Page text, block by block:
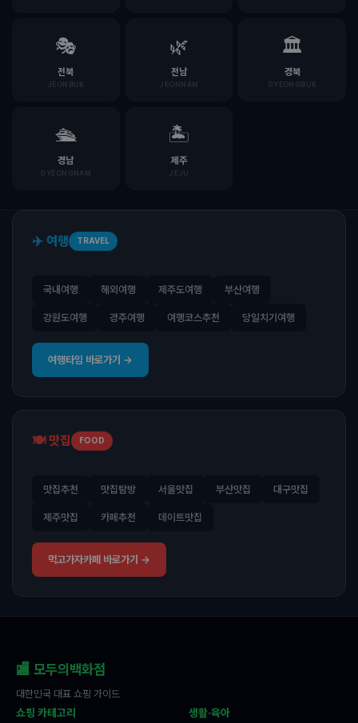
🎭
전북
JEONBUK
🌿
전남
JEONNAM
🏛️
경북
GYEONGBUK
🛳️
경남
GYEONGNAM
🏝️
제주
JEJU
✈️ 여행 TRAVEL
국내여행 해외여행 제주도여행 부산여행
강원도여행 경주여행 여행코스추천 당일치기여행
여행타임 바로가기 →
🍽️ 맛집 FOOD
맛집추천 맛집탐방 서울맛집 부산맛집 대구맛집
제주맛집 카페추천 데이트맛집
먹고가자카페 바로가기 →
🏬 모두의백화점
대한민국 대표 쇼핑 가이드
쇼핑 카테고리 생활·육아